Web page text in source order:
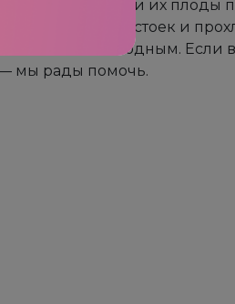
универсальны и их плоды
для наливок, настоек и
более выгодным. Если
— мы рады помочь.